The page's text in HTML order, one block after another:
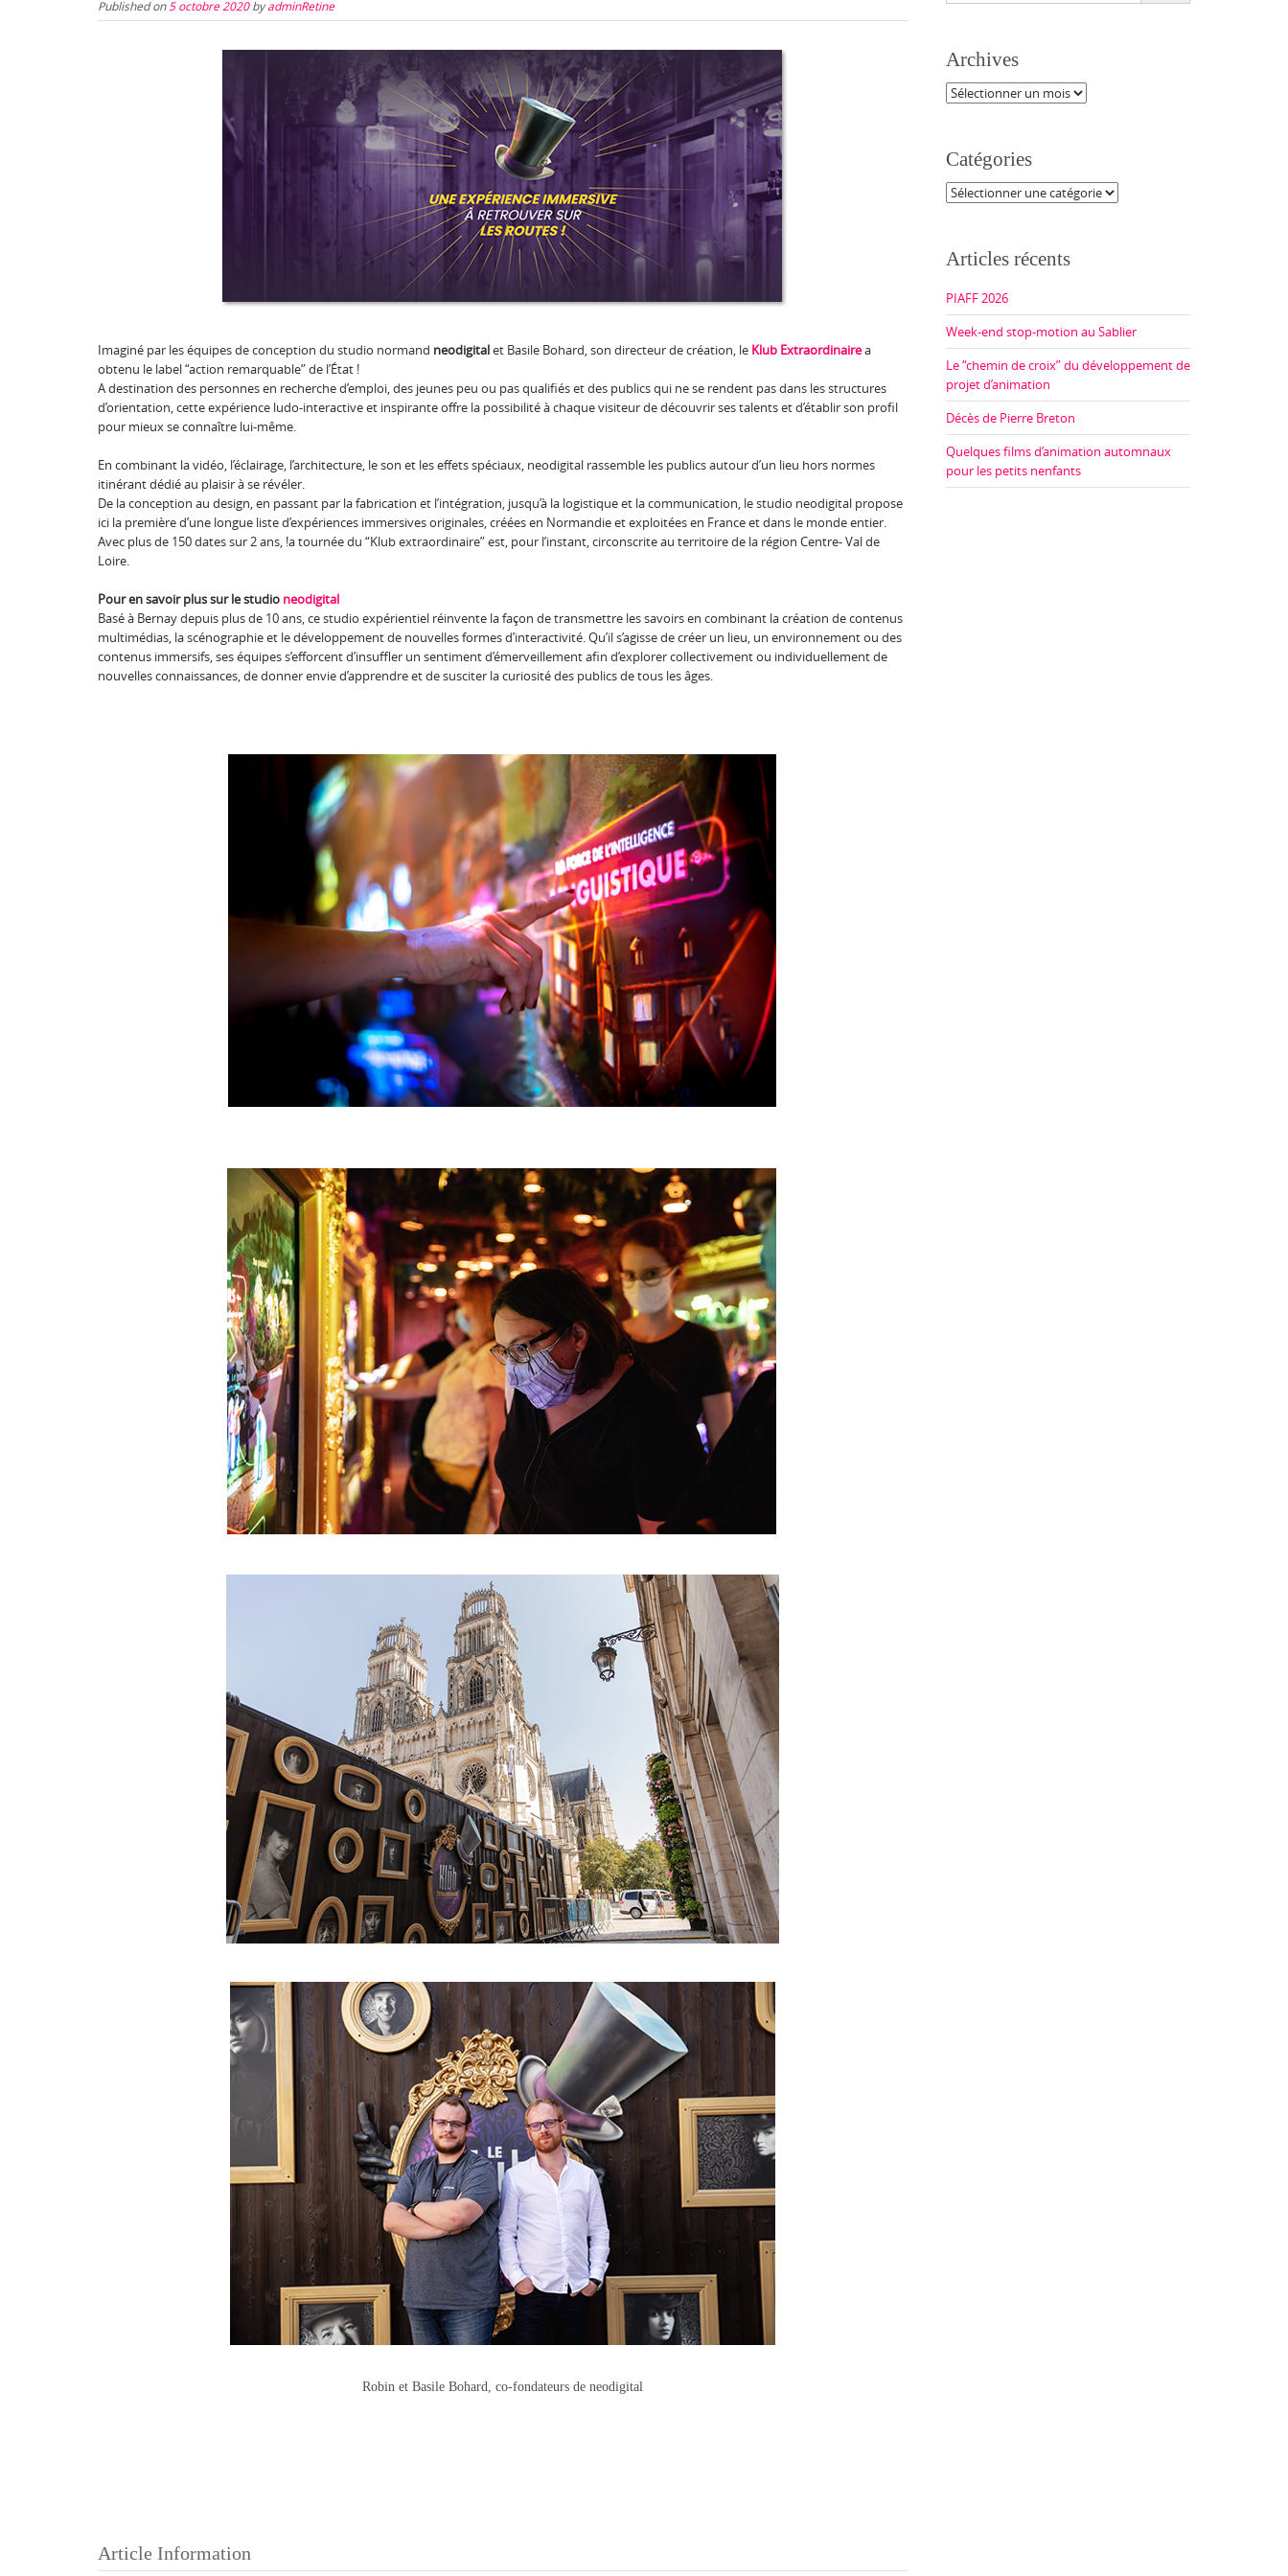
Published on5 octobre 2020byadminRetine
Imaginé par les équipes de conception du studio normand neodigitalet Basile Bohard, son directeur de création, le Klub Extraordinairea
obtenu le label “action remarquable” de l’État !
A destination des personnes en recherche d’emploi, des jeunes peu ou pas qualifiés et des publics qui ne se rendent pas dans les structures
d’orientation, cette expérience ludo-interactive et inspirante offre la possibilité à chaque visiteur de découvrir ses talents et d’établir son profil
pour mieux se connaître lui-même.
En combinant la vidéo, l’éclairage, l’architecture, le son et les effets spéciaux, neodigital rassemble les publics autour d’un lieu hors normes
itinérant dédié au plaisir à se révéler.
De la conception au design, en passant par la fabrication et l’intégration, jusqu’à la logistique et la communication, le studio neodigital propose
ici la première d’une longue liste d’expériences immersives originales, créées en Normandie et exploitées en France et dans le monde entier.
Avec plus de 150 dates sur 2 ans, !a tournée du “Klub extraordinaire” est, pour l’instant, circonscrite au territoire de la région Centre- Val de
Loire.
Pour en savoir plus sur le studio neodigital
Basé à Bernay depuis plus de 10 ans, ce studio expérientiel réinvente la façon de transmettre les savoirs en combinant la création de contenus
multimédias, la scénographie et le développement de nouvelles formes d’interactivité. Qu’il s’agisse de créer un lieu, un environnement ou des
contenus immersifs, ses équipes s’efforcent d’insuffler un sentiment d’émerveillement afin d’explorer collectivement ou individuellement de
nouvelles connaissances, de donner envie d’apprendre et de susciter la curiosité des publics de tous les âges.
Robin et Basile Bohard, co-fondateurs de neodigital
Article Information
Archives
Archives
Catégories
Catégories
Articles récents
PIAFF 2026
Week-end stop-motion au Sablier
Le “chemin de croix” du développement de
projet d’animation
Décès de Pierre Breton
Quelques films d’animation automnaux
pour les petits nenfants